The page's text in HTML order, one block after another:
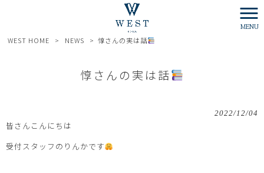
MENU
WEST HOME > NEWS > 惇さんの実は話
惇さんの実は話
2022/12/04
皆さんこんにちは
受付スタッフのりんかです